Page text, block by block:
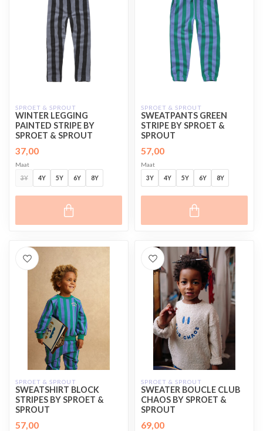
SPROET & SPROUT
WINTER LEGGING
PAINTED STRIPE BY
SPROET & SPROUT
37,00
Maat
3Y
4Y 5Y 6Y 8Y
SPROET & SPROUT
SWEATPANTS GREEN
STRIPE BY SPROET &
SPROUT
57,00
Maat
3Y
4Y 5Y 6Y 8Y
SPROET & SPROUT
SWEATSHIRT BLOCK
STRIPES BY SPROET &
SPROUT
57,00
SPROET & SPROUT
SWEATER BOUCLE CLUB
CHAOS BY SPROET &
SPROUT
69,00